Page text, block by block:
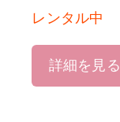
レンタル中
詳細を見る